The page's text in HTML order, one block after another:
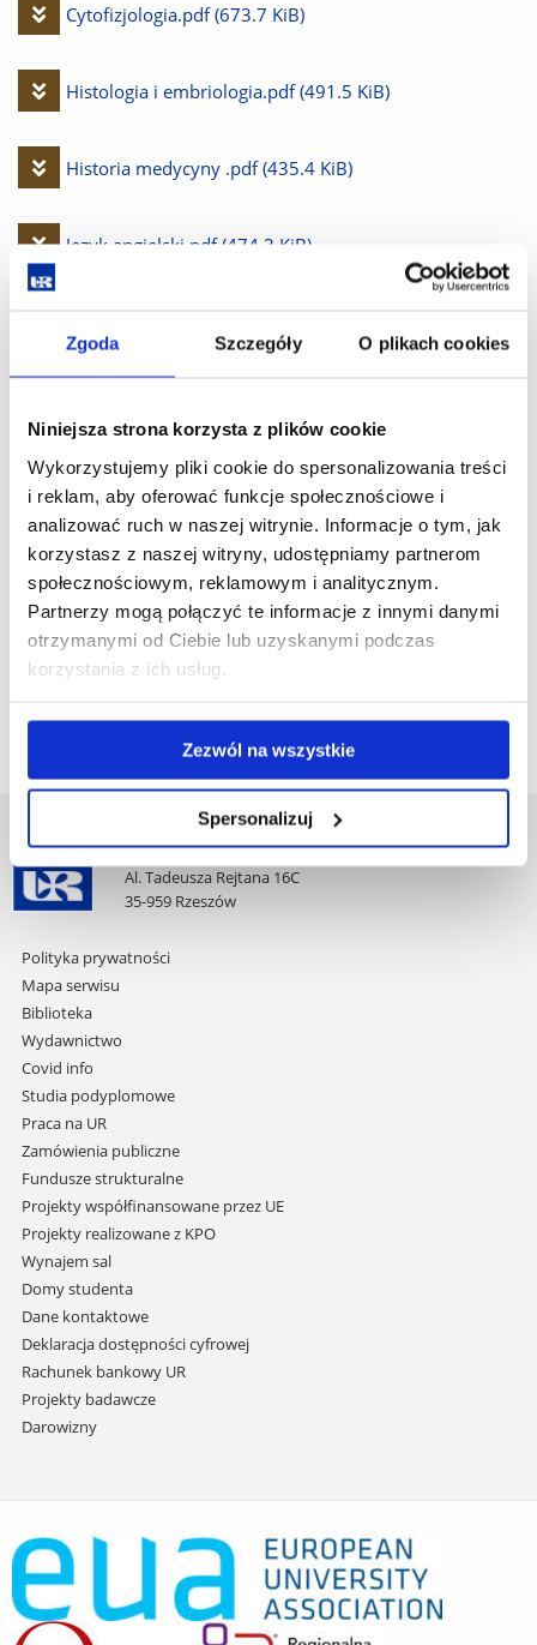
Zgoda Szczegóły O plikach cookies
Niniejsza strona korzysta z plików cookie
Wykorzystujemy pliki cookie do spersonalizowania treści
i reklam, aby oferować funkcje społecznościowe i
analizować ruch w naszej witrynie. Informacje o tym, jak
korzystasz z naszej witryny, udostępniamy partnerom
społecznościowym, reklamowym i analitycznym.
Partnerzy mogą połączyć te informacje z innymi danymi
otrzymanymi od Ciebie lub uzyskanymi podczas
korzystania z ich usług.
Zezwól na wszystkie
Spersonalizuj
Pobierz
Cytofizjologia.pdf (673.7 KiB)
Pobierz
Histologia i embriologia.pdf (491.5 KiB)
Pobierz
Historia medycyny .pdf (435.4 KiB)
Pobierz
Język angielski.pdf (474.3 KiB)
plik
pielęgniarstwa.pdf
plik
Socjologia medycyny.pdf (446.5 KiB)
Pobierz
plik
Systemy diagnostyczne w medycynie.pdf (237.3 KiB)
Pobierz
plik
Informatyka i biostatystyka (1).pdf (203.7 KiB)
Pobierz
Psychologia lekarska.pdf
Uniwersytet Rzeszowski
Al. Tadeusza Rejtana 16C
35-959 Rzeszów
Pomiń
nawigację
i
przejdź
do
treści
Polityka prywatności
Mapa serwisu
Biblioteka
Wydawnictwo
Covid info
Studia podyplomowe
Praca na UR
Zamówienia publiczne
Fundusze strukturalne
Projekty współfinansowane przez UE
Projekty realizowane z KPO
Wynajem sal
Domy studenta
Dane kontaktowe
Deklaracja dostępności cyfrowej
Rachunek bankowy UR
Projekty badawcze
Darowizny